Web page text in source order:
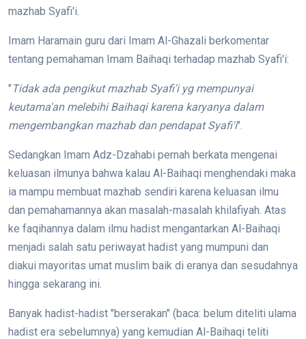
mazhab Syafi'i.
Imam Haramain guru dari Imam Al-Ghazali berkomentar
tentang pemahaman Imam Baihaqi terhadap mazhab Syafi'i:
" Tidak ada pengikut mazhab Syafi'i yg mempunyai
keutama'an melebihi Baihaqi karena karyanya dalam
mengembangkan mazhab dan pendapat Syafi'i".
Sedangkan Imam Adz-Dzahabi pernah berkata mengenai
keluasan ilmunya bahwa kalau Al-Baihaqi menghendaki maka
ia mampu membuat mazhab sendiri karena keluasan ilmu
dan pemahamannya akan masalah-masalah khilafiyah. Atas
ke faqihannya dalam ilmu hadist mengantarkan Al-Baihaqi
menjadi salah satu periwayat hadist yang mumpuni dan
diakui mayoritas umat muslim baik di eranya dan sesudahnya
hingga sekarang ini.
Banyak hadist-hadist "berserakan" (baca: belum diteliti ulama
hadist era sebelumnya) yang kemudian Al-Baihaqi teliti